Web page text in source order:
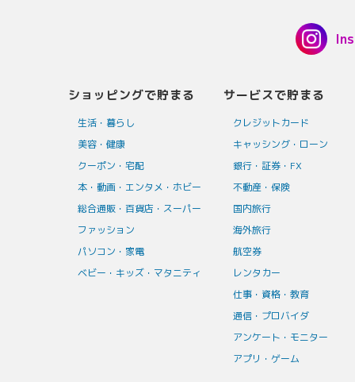
ショッピングで貯まる
生活・暮らし
美容・健康
クーポン・宅配
本・動画・エンタメ・ホビー
総合通販・百貨店・スーパー
ファッション
パソコン・家電
ベビー・キッズ・マタニティ
サービスで貯まる
クレジットカード
キャッシング・ローン
銀行・証券・FX
不動産・保険
国内旅行
海外旅行
航空券
レンタカー
仕事・資格・教育
通信・プロバイダ
アンケート・モニター
アプリ・ゲーム